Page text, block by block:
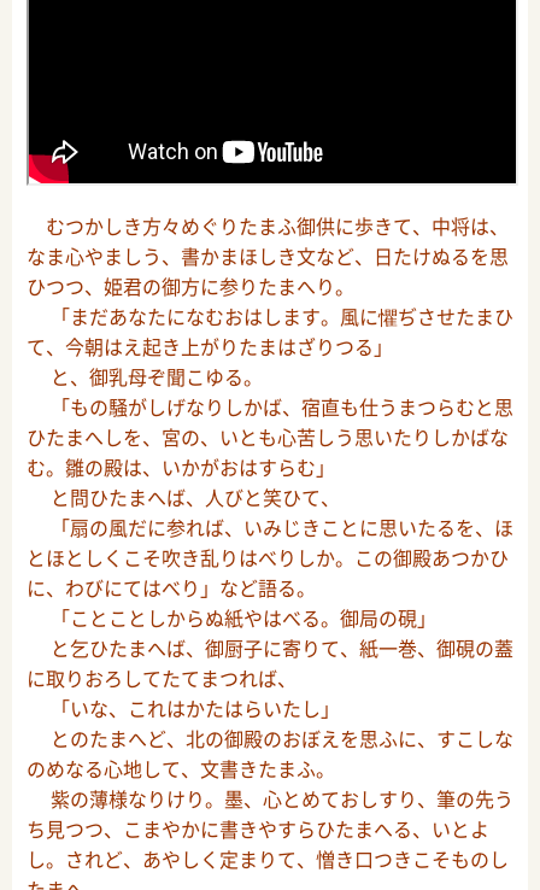
むつかしき方々めぐりたまふ御供に歩きて、中将は、
なま心やましう、書かまほしき文など、日たけぬるを思
ひつつ、姫君の御方に参りたまへり。
「まだあなたになむおはします。風に懼ぢさせたまひ
て、今朝はえ起き上がりたまはざりつる」
と、御乳母ぞ聞こゆる。
「もの騒がしげなりしかば、宿直も仕うまつらむと思
ひたまへしを、宮の、いとも心苦しう思いたりしかばな
む。雛の殿は、いかがおはすらむ」
と問ひたまへば、人びと笑ひて、
「扇の風だに参れば、いみじきことに思いたるを、ほ
とほとしくこそ吹き乱りはべりしか。この御殿あつかひ
に、わびにてはべり」など語る。
「ことことしからぬ紙やはべる。御局の硯」
と乞ひたまへば、御厨子に寄りて、紙一巻、御硯の蓋
に取りおろしてたてまつれば、
「いな、これはかたはらいたし」
とのたまへど、北の御殿のおぼえを思ふに、すこしな
のめなる心地して、文書きたまふ。
紫の薄様なりけり。墨、心とめておしすり、筆の先う
ち見つつ、こまやかに書きやすらひたまへる、いとよ
し。されど、あやしく定まりて、憎き口つきこそものし